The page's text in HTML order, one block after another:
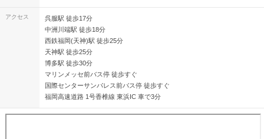
アクセス
呉服駅 徒歩17分
中洲川端駅 徒歩18分
西鉄福岡(天神)駅 徒歩25分
天神駅 徒歩25分
博多駅 徒歩30分
マリンメッセ前バス停 徒歩すぐ
国際センターサンパレス前バス停 徒歩すぐ
福岡高速道路 1号香椎線 東浜IC 車で3分